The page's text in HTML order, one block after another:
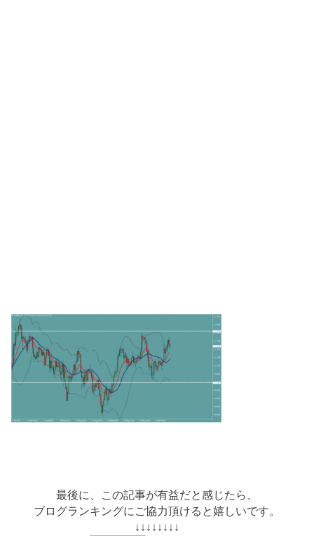
最後に、この記事が有益だと感じたら、
ブログランキングにご協力頂けると嬉しいです。
↓↓↓↓↓↓↓↓